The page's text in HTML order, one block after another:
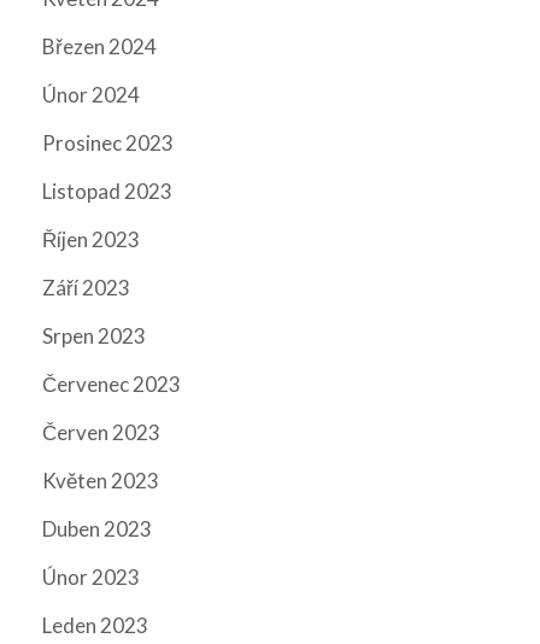
Březen 2024
Únor 2024
Prosinec 2023
Listopad 2023
Říjen 2023
Září 2023
Srpen 2023
Červenec 2023
Červen 2023
Květen 2023
Duben 2023
Únor 2023
Leden 2023